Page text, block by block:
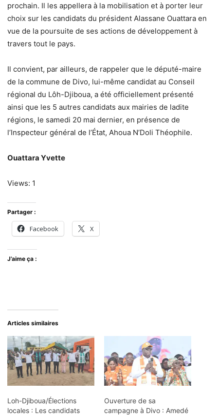
prochain. Il les appellera à la mobilisation et à porter leur
choix sur les candidats du président Alassane Ouattara en
vue de la poursuite de ses actions de développement à
travers tout le pays.
Il convient, par ailleurs, de rappeler que le député-maire
de la commune de Divo, lui-même candidat au Conseil
régional du Lôh-Djiboua, a été officiellement présenté
ainsi que les 5 autres candidats aux mairies de ladite
régions, le samedi 20 mai dernier, en présence de
l’Inspecteur général de l’État, Ahoua N’Doli Théophile.
Ouattara Yvette
Views: 1
Partager :
Facebook X
J’aime ça :
Articles similaires
Loh-Djiboua/Élections
locales : Les candidats
Ouverture de sa
campagne à Divo : Amedé